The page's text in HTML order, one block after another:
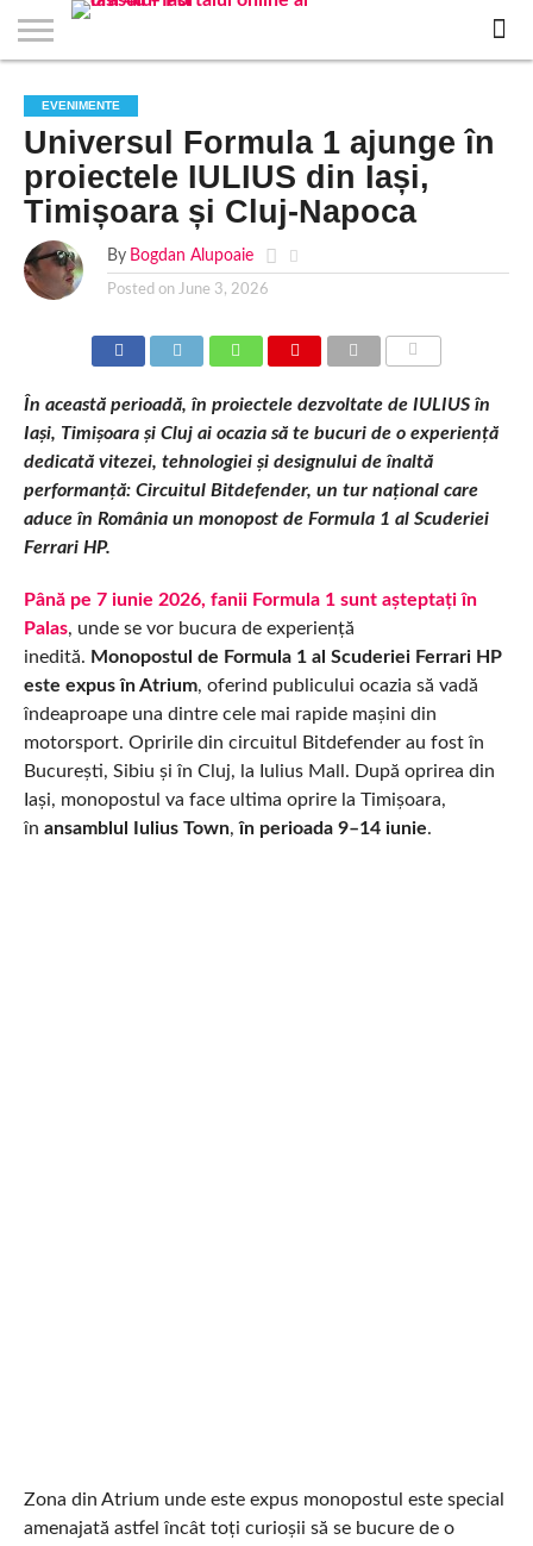
STIRI
APARTAMENTE
NOI IASI
STIRI
IASI
JOBS
IN
IASI
FILME
LA
CINEMA
CLUBURI /
DISCOTECI
BARURI /
CAFENELE
SALI DE
FORTA
SI
FITNESS
SALOANE DE
INFRUMUSETARE
AGENTII
DE
TURISM
IASI
RESTAURANTE
IN IASI
PIZZA
IN
IASI
PISCINA
IN IASI
FLORARII
RADIO
LIVE
IN
IASI
SPALATORII
AUTO
TRACTARI
AUTO
TAXI
IN
IASI
CINEMA
TEATRU
HOTELURI
/
PENSIUNI
TEREN
SPORTIV
TEREN
TENIS
IASI
FARMACII
NON
STOP
COFFEE-
TO-GO
FIRME DE
PUBLICITATE
RENT
A
CAR
EVENIMENTE
Universul Formula 1 ajunge în
proiectele IULIUS din Iași,
Timișoara și Cluj-Napoca
By Bogdan Alupoaie
Posted on June 3, 2026
În această perioadă, în proiectele dezvoltate de IULIUS în
Iași, Timișoara și Cluj ai ocazia să te bucuri de o experiență
dedicată vitezei, tehnologiei și designului de înaltă
performanță: Circuitul Bitdefender, un tur național care
aduce în România un monopost de Formula 1 al Scuderiei
Ferrari HP.
Până pe 7 iunie 2026, fanii Formula 1sunt așteptați în
Palas, unde se vor bucura de experiență
inedită. Monopostul de Formula 1 al Scuderiei Ferrari HP
este expus în Atrium, oferind publicului ocazia să vadă
îndeaproape una dintre cele mai rapide mașini din
motorsport. Opririle din circuitul Bitdefender au fost în
București, Sibiu și în Cluj, la Iulius Mall. După oprirea din
Iași, monopostul va face ultima oprire la Timișoara,
în ansamblul Iulius Town,în perioada 9–14 iunie.
Zona din Atrium unde este expus monopostul este special
amenajată astfel încât toți curioșii să se bucure de o